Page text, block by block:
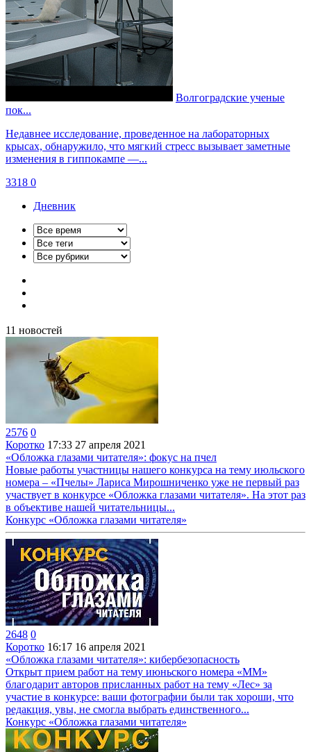
Волгоградские ученые
пок...
Недавнее исследование, проведенное на лабораторных
крысах, обнаружило, что мягкий стресс вызывает заметные
изменения в гиппокампе —...
3318 0
Дневник
11 новостей
2576 0
Коротко 17:33 27 апреля 2021
«Обложка глазами читателя»: фокус на пчел
Новые работы участницы нашего конкурса на тему июльского
номера – «Пчелы» Лариса Мирошниченко уже не первый раз
участвует в конкурсе «Обложка глазами читателя». На этот раз
в объективе нашей читательницы...
Конкурс «Обложка глазами читателя»
2648 0
Коротко 16:17 16 апреля 2021
«Обложка глазами читателя»: кибербезопасность
Открыт прием работ на тему июньского номера «ММ»
благодарит авторов присланных работ на тему «Лес» за
участие в конкурсе: ваши фотографии были так хороши, что
редакция, увы, не смогла выбрать единственного...
Конкурс «Обложка глазами читателя»